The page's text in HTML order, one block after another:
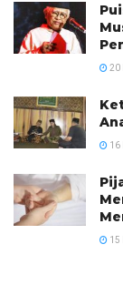
20
16
15